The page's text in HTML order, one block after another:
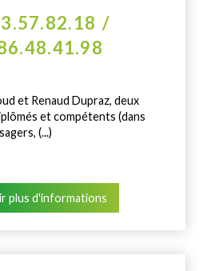
/
et Renaud Dupraz, deux
et compétents (dans
(...)
plus d'informations